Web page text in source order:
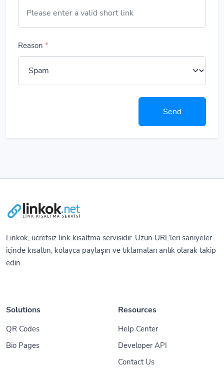
Reason *
Send
Linkok, ücretsiz link kısaltma servisidir. Uzun URL’leri saniyeler
içinde kısaltın, kolayca paylaşın ve tıklamaları anlık olarak takip
edin.
Solutions
QR Codes
Bio Pages
Resources
Help Center
Developer API
Contact Us